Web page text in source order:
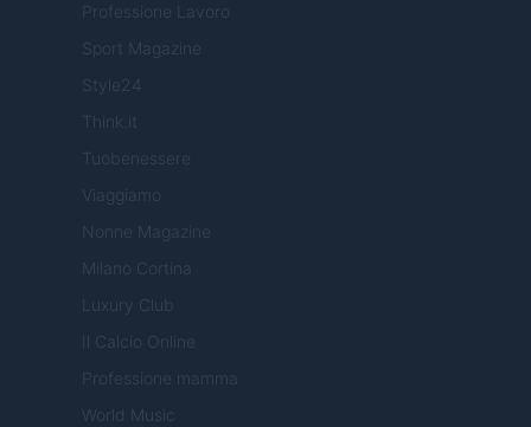
Professione Lavoro
Sport Magazine
Style24
Think.it
Tuobenessere
Viaggiamo
Nonne Magazine
Milano Cortina
Luxury Club
Il Calcio Online
Professione mamma
World Music